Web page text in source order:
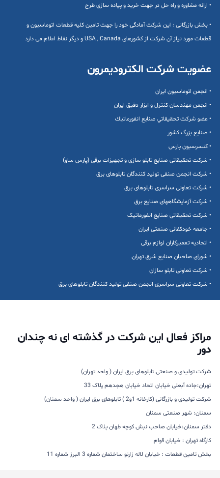
• ارائه مشاوره و راه حل در جهت خرید و پیاده سازی طرح
• بخش بازرگانی : این شرکت آمادگی خود را جهت تامین کلیه قطعات اتوماسیون و
قطعات مورد نیاز آن شرکت از کشورهای USA , Canada و دیگر نقاط اعلام می دارد
عضویت شرکت الکترودیمرون
• انجمن اتوماسیون ایران
• انجمن مهندسان کنترل و ابزار دقیق ایران
• عضو شركت تحقيقاتي صنايع انفورماتيك
• صنایع بزرگ کشور
• کنسرسیون پارس
• شرکت تحقیقاتی صنایع تابلو سازی و تجهیزات برقی (پارس ساو)
• شرکت انجمن صنفی تولید کنندگان تابلوهای برق
• شرکت تعاونی سراسری تابلوهای برق
• شرکت آزمایشگاههای صنایع برق
• شرکت تحقیقاتی صنایع انفورماتیک
• جامعه خودکفائی صنعتی ایران
• اتحادیه تعمیرکاران لوازم برقی
• شورای صاحبان صنایع شرق تهران
• شرکت تعاونی تابلو سازان
• شرکت تعاونی سراسری انجمن صنفی تولید کنندگان تابلوهای برق
مراکز فعال این شرکت در گذشته ای نه چندان
دور
شرکت تولیدی و صنعتی تابلوهای برق ایران ( واحد تهران)
تهران:جاده آبعلی خیابان اتحاد خیابان هجدهم پلاک 33
شرکت تولیدی و بازرگانی (کارخانه 1و2 ) تابلوهای برق ایران ( واحد سمنان)
سمنان: شهر صنعتی سمنان
دفتر سمنان:خیابان صاحب نبش کوچه طهان پلاک 2
کارگاه تهران : خیابان قوام
بخش تامین قطعات : خیابان لاله زارنو ساختمان شماره 3 البرز شماره 11